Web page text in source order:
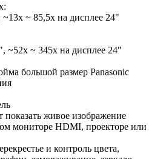
~ 85,5х на дисплее 24"
~52х ~ 345х на дисплее 24"
большой размер Panasonic
живое изображение
мониторе HDMI, проекторе или
и контроль цвета,